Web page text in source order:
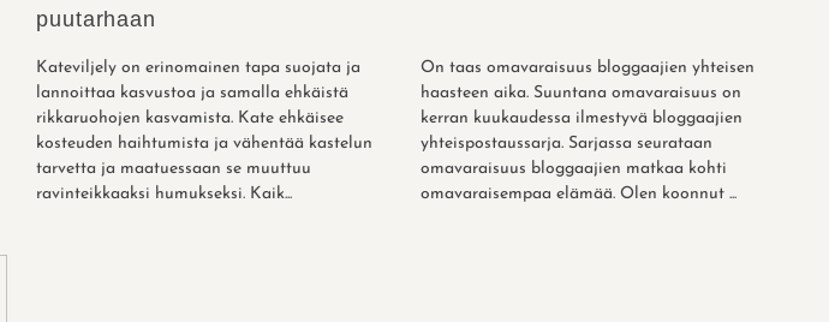
puutarhaan
Kateviljely on erinomainen tapa suojata ja
lannoittaa kasvustoa ja samalla ehkäistä
rikkaruohojen kasvamista. Kate ehkäisee
kosteuden haihtumista ja vähentää kastelun
tarvetta ja maatuessaan se muuttuu
ravinteikkaaksi humukseksi. Kaik...
On taas omavaraisuus bloggaajien yhteisen
haasteen aika. Suuntana omavaraisuus on
kerran kuukaudessa ilmestyvä bloggaajien
yhteispostaussarja. Sarjassa seurataan
omavaraisuus bloggaajien matkaa kohti
omavaraisempaa elämää. Olen koonnut ...